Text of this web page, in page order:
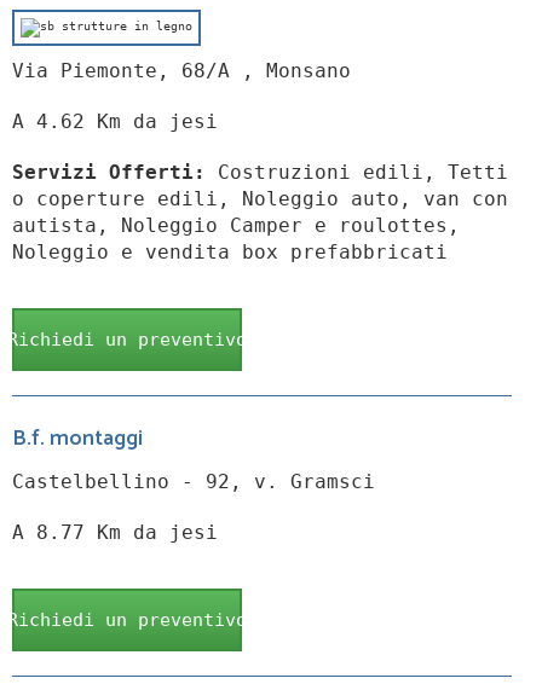
Via Piemonte, 68/A , Monsano
A 4.62 Km da jesi
Servizi Offerti:
Costruzioni edili, Tetti
o coperture edili, Noleggio auto, van con
autista, Noleggio Camper e roulottes,
Noleggio e vendita box prefabbricati
Richiedi un preventivo
B.f. montaggi
Castelbellino - 92, v. Gramsci
A 8.77 Km da jesi
Richiedi un preventivo